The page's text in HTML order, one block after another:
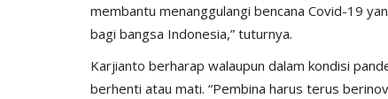
membantu menanggulangi bencana Covid-19
bagi bangsa Indonesia,” tuturnya.
Karjianto berharap walaupun dalam kondisi
berhenti atau mati. “Pembina harus terus